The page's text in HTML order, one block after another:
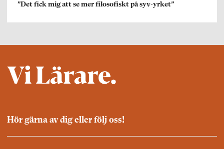
”Det fick mig att se mer filosofiskt på syv-yrket”
Hör gärna av dig eller följ oss!